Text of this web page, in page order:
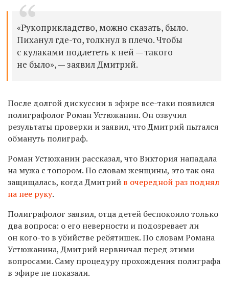
«Рукоприкладство, можно сказать, было.
Пиханул где-то, толкнул в плечо. Чтобы
с кулаками подлететь к ней — такого
не было», — заявил Дмитрий.
После долгой дискуссии в эфире все-таки появился
полиграфолог Роман Устюжанин. Он озвучил
результаты проверки и заявил, что Дмитрий пытался
обмануть полиграф.
Роман Устюжанин рассказал, что Виктория нападала
на мужа с топором. По словам женщины, это так она
защищалась, когда Дмитрий в очередной раз поднял
на нее руку.
Полиграфолог заявил, отца детей беспокоило только
два вопроса: о его неверности и подозревает ли
он кого-то в убийстве ребятишек. По словам Романа
Устюжанина, Дмитрий нервничал перед этими
вопросами. Саму процедуру прохождения полиграфа
в эфире не показали.